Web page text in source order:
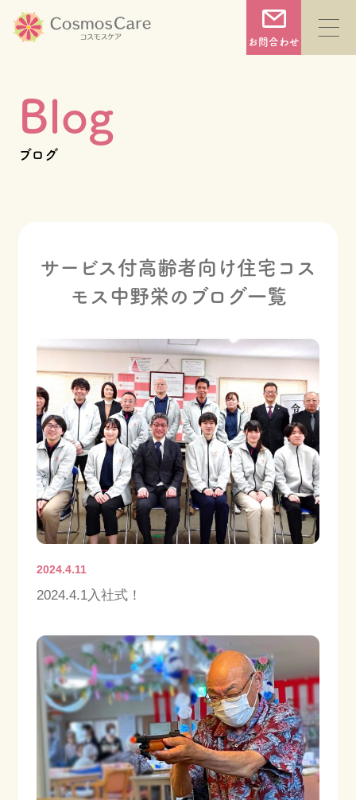
お問合わせ
サービス一覧
施設一覧
会社情報
採用情報
お知らせ ブログ
022-347-3811
月〜金 8:30〜17:30
ご相談・お問合わせ
Blog
ブログ
サービス付高齢者向け住宅コス
モス中野栄のブログ一覧
2024.4.11
2024.4.1入社式！